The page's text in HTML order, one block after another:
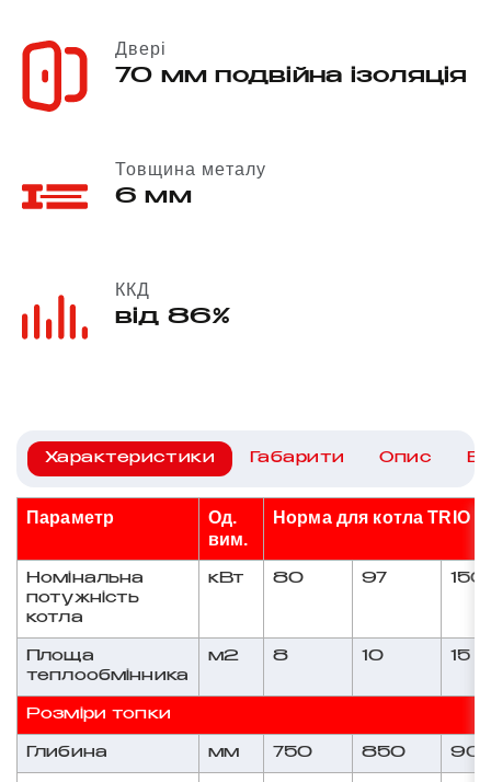
Двері
70 мм подвійна ізоляція
Товщина металу
6 мм
ККД
від 86%
Характеристики Габарити Опис
Параметр
Од.
вим.
Норма для котла TRIO
Номінальна
потужність
котла
кВт 80 97 150
Площа
теплообмінника
м2 8 10 15
Розміри топки
Глибина мм 750 850